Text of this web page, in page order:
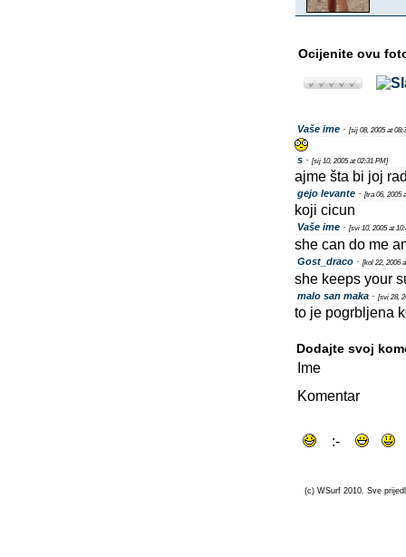
Ocijenite ovu
Vaše ime - [sij 08, 2005 at
s - [sij 10, 2005 at 02:31 PM]
ajme šta bi joj
gejo levante - [tra 06, 2005
koji cicun
Vaše ime - [svi 10, 2005 at
she can do me
Gost_draco - [kol 22, 2006
she keeps your
malo san maka - [svi 28,
to je pogrbljena
Dodajte svoj
Ime
Komentar
(c) WSurf 2010. Sve